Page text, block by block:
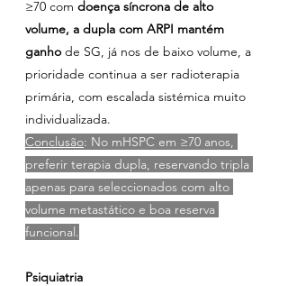
≥70 com doença síncrona de alto
volume, a dupla com ARPI mantém
ganho de SG, já nos de baixo volume, a
prioridade continua a ser radioterapia
primária, com escalada sistémica muito
individualizada.
Conclusão: No mHSPC em ≥70 anos,
preferir terapia dupla, reservando tripla
apenas para seleccionados com alto
volume metastático e boa reserva
funcional.
Psiquiatria